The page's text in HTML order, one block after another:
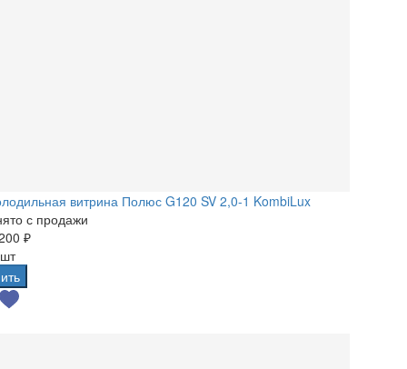
витрина Полюс G120 SV 2,0-1 KombiLux
с продажи
₽